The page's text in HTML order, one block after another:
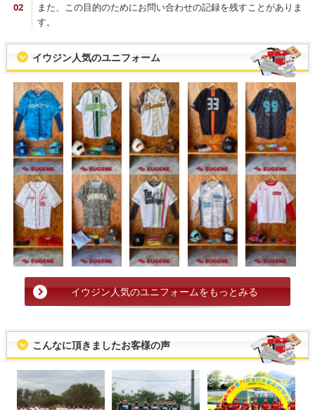
また、この目的のためにお問い合わせの記録を残すことがありま
す。
イウジン人気のユニフォーム
イウジン人気のユニフォームをもっとみる
こんなに頂きましたお客様の声